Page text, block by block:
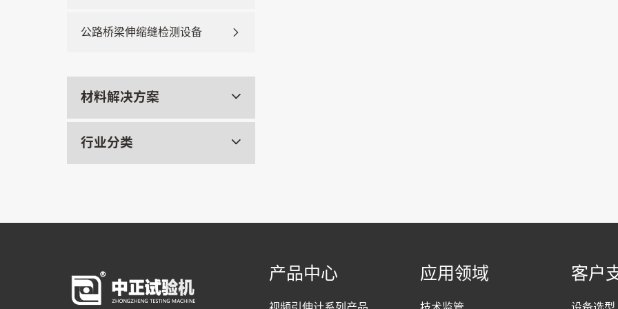
公路桥梁伸缩缝检测设备
材料解决方案
行业分类
产品中心 应用领域 客户